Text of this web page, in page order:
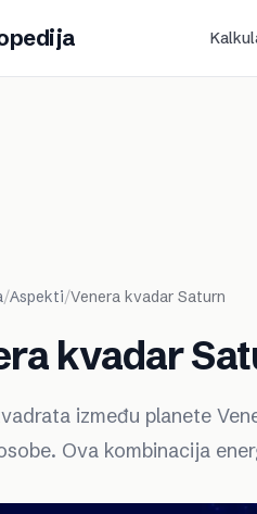
/Aspekti/Venera kvadar Saturn
kvadar
između planete
Ova kombinacija